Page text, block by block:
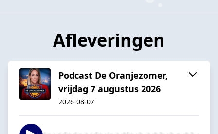
Afleveringen
Podcast De Oranjezomer,
vrijdag 7 augustus 2026
2026-08-07